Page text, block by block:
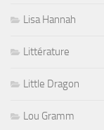
Lisa Hannah
Littérature
Little Dragon
Lou Gramm